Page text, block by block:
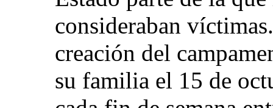
consideraban
creación del
su familia el 15 de